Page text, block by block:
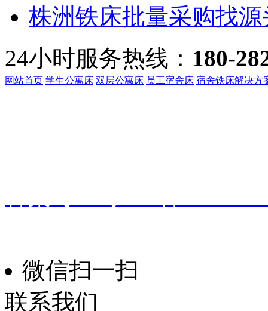
株洲铁床批量采购找
24小时服务热线： 180-
网站首页 学生公寓床 双层公寓床 员工宿舍床 宿舍铁床解决方
微信扫一扫
联系我们